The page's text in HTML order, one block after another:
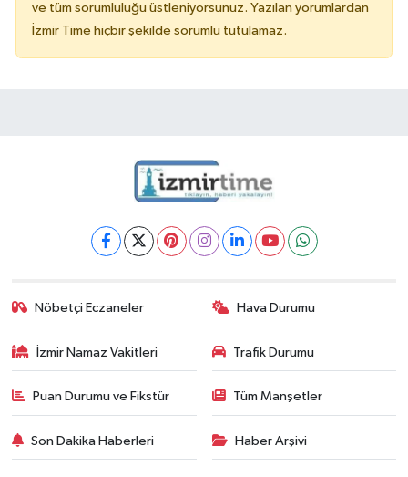
ve tüm sorumluluğu üstleniyorsunuz. Yazılan yorumlardan
İzmir Time hiçbir şekilde sorumlu tutulamaz.
Nöbetçi Eczaneler Hava Durumu
İzmir Namaz Vakitleri Trafik Durumu
Puan Durumu ve Fikstür Tüm Manşetler
Son Dakika Haberleri Haber Arşivi